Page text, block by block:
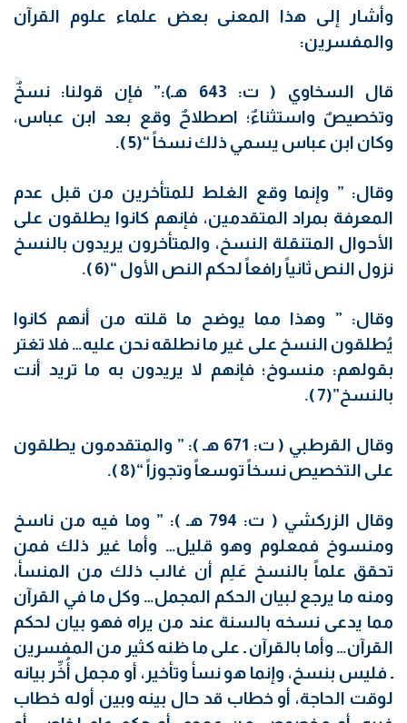
وأشار إلى هذا المعنى بعض علماء علوم القرآن
والمفسرين:
قال السخاوي ( ت: 643 هـ):” فإن قولنا: نسخٌ
وتخصيصٌ واستثناءٌ؛ اصطلاحٌ وقع بعد ابن عباس،
وكان ابن عباس يسمي ذلك نسخاً “(5 ).
وقال: ” وإنما وقع الغلط للمتأخرين من قبل عدم
المعرفة بمراد المتقدمين، فإنهم كانوا يطلقون على
الأحوال المتنقلة النسخ، والمتأخرون يريدون بالنسخ
نزول النص ثانياً رافعاً لحكم النص الأول “(6 ).
وقال: ” وهذا مما يوضح ما قلته من أنهم كانوا
يُطلقون النسخ على غير ما نطلقه نحن عليه… فلا تغتر
بقولهم: منسوخ؛ فإنهم لا يريدون به ما تريد أنت
بالنسخ”(7 ).
وقال القرطبي ( ت: 671 هـ ): ” والمتقدمون يطلقون
على التخصيص نسخاً توسعاً وتجوزاً “(8 ).
وقال الزركشي ( ت: 794 هـ ): ” وما فيه من ناسخ
ومنسوخ فمعلوم وهو قليل… وأما غير ذلك فمن
تحقق علماً بالنسخ عَلِم أن غالب ذلك من المنسأ،
ومنه ما يرجع لبيان الحكم المجمل… وكل ما في القرآن
مما يدعى نسخه بالسنة عند من يراه فهو بيان لحكم
القرآن… وأما بالقرآن ـ على ما ظنه كثير من المفسرين
ـ فليس بنسخ، وإنما هو نسأ وتأخير، أو مجمل أُخِّر بيانه
لوقت الحاجة، أو خطاب قد حال بينه وبين أوله خطاب